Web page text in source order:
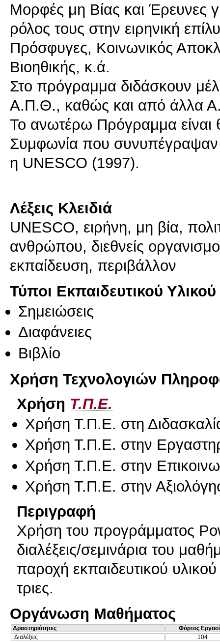
Μορφές μη Βίας και Έρευνες
ρόλος τους στην ειρηνική
Πρόσφυγες, Κοινωνικός
Βιοηθικής, κ.ά.
Στο πρόγραμμα διδάσκουν
A.Π.Θ., καθώς και από άλλα
Το ανωτέρω Πρόγραμμα
Συμφωνία που συνυπέγραψαν
η UNESCO (1997).
Λέξεις Κλειδιά
UNESCO, ειρήνη, μη βία,
ανθρώπου, διεθνείς
εκπαίδευση, περιβάλλον
Τύποι Εκπαιδευτικού Υλικού
Σημειώσεις
Διαφάνειες
Βιβλίο
Χρήση Τεχνολογιών
Χρήση Τ.Π.Ε.
Χρήση Τ.Π.Ε. στη
Χρήση Τ.Π.Ε. στην
Χρήση Τ.Π.Ε. στην
Χρήση Τ.Π.Ε. στην
Περιγραφή
Χρήση του προγράμματος
διαλέξεις/σεμινάρια του
παροχή εκπαιδευτικού
τριες.
Οργάνωση Μαθήματος
Δραστηριότητες
Φόρτος
Διαλέξεις
104